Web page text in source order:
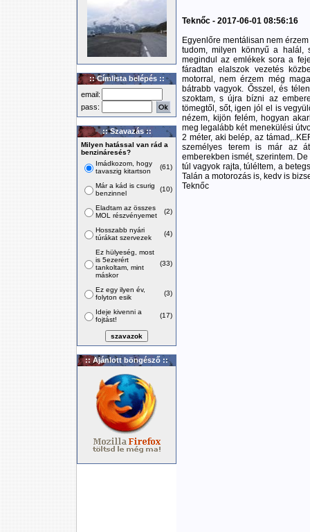
:: Címlista belépés ::
email:
pass:
:: Szavazás ::
Milyen hatással van rád a
benzináresés?
Imádkozom, hogy
tavaszig kitartson
(61)
Már a kád is csurig
benzinnel
(10)
Eladtam az összes
MOL részvényemet
(2)
Hosszabb nyári
túrákat szervezek
(4)
Ez hülyeség, most
is 5ezerért
tankoltam, mint
máskor
(33)
Ez egy ilyen év,
folyton esik
(3)
Ideje kivenni a
fojtást!
(17)
:: Ajánlott böngésző ::
Teknőc - 2017-06-01 08:56:16
Egyenlőre mentálisan nem
tudom, milyen könnyű a
megindul az emlékek sora a
fáradtan elalszok vezetés
motorral, nem érzem még
bátrabb vagyok. Ősszel, és
szoktam, s újra bízni az
tömegtől, sőt, igen jól el is
nézem, kijön felém, hogyan
meg legalább két menekülési
2 méter, aki belép, az
személyes terem is már az
emberekben ismét, szerintem.
túl vagyok rajta, túléltem, a
Talán a motorozás is, kedv is
Teknőc